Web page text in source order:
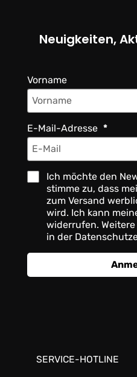
Neuigkeiten,
Vorname
E-Mail-Adresse
Ich möchte den
stimme zu, dass
zum Versand
wird. Ich kann
widerrufen.
in der
SERVICE-HOTLINE